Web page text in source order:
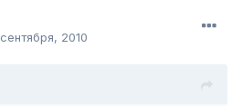
2010